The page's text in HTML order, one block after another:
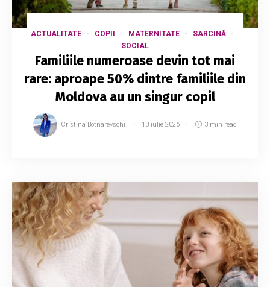
ACTUALITATE COPII MATERNITATE
SARCINĂ
SOCIAL
Familiile numeroase devin tot mai
rare: aproape 50% dintre familiile din
Moldova au un singur copil
Cristina Botnarevschi 13 iulie 2026 3 min read